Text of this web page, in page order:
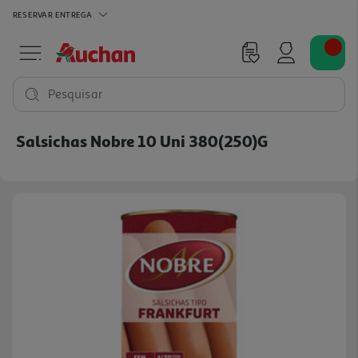
RESERVAR ENTREGA
Pesquisar
Salsichas Nobre 10 Uni 380(250)g